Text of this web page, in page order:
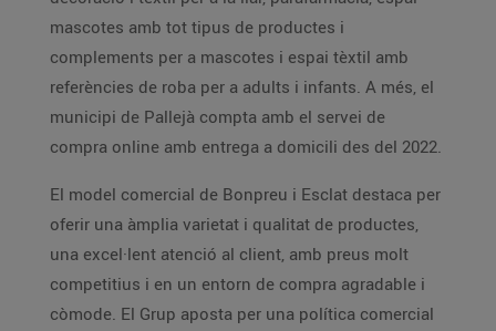
mascotes amb tot tipus de productes i
complements per a mascotes i espai tèxtil amb
referències de roba per a adults i infants. A més, el
municipi de Pallejà compta amb el servei de
compra online amb entrega a domicili des del 2022.
El model comercial de Bonpreu i Esclat destaca per
oferir una àmplia varietat i qualitat de productes,
una excel·lent atenció al client, amb preus molt
competitius i en un entorn de compra agradable i
còmode. El Grup aposta per una política comercial